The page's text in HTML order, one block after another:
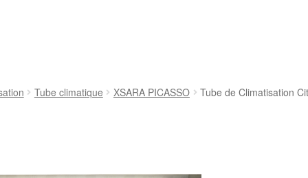
Tube climatique XSARA PICASSO
Tube de Climatisation